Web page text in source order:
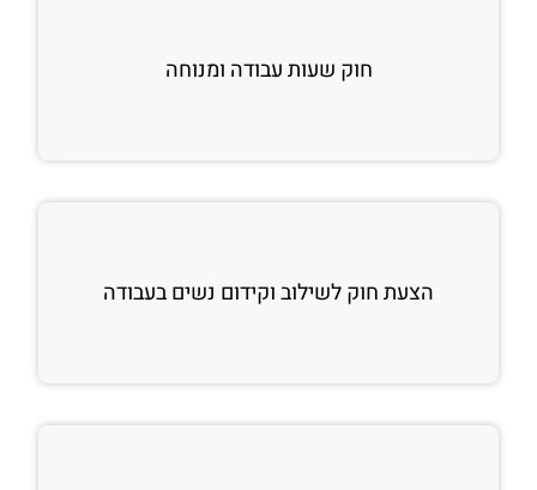
חוק שעות עבודה ומנוחה
הצעת חוק לשילוב וקידום נשים בעבודה